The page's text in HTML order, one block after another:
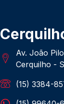
Av. João
Cerquilho -
(15) 3384-